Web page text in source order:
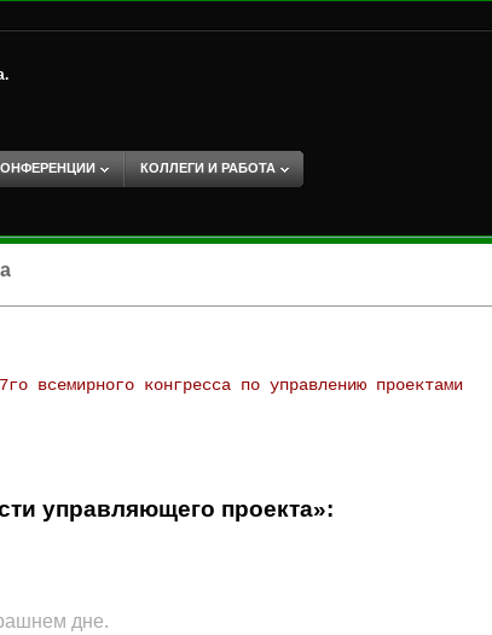
КОЛЛЕГИ И РАБОТА
всемирного конгресса по управлению проектами
управляющего проекта»:
дне.